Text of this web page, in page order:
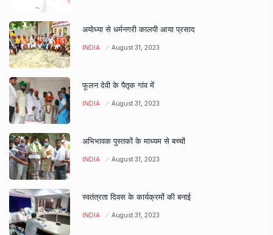
अयोध्या से धर्मनगरी कालपी आया प्रसाद
INDIA August 31, 2023
फूलन देवी के पैतृक गांव में
INDIA August 31, 2023
अभिभावक पुस्तकों के माध्यम से बच्चों
INDIA August 31, 2023
स्वतंत्रता दिवस के कार्यक्रमों की बनाई
INDIA August 31, 2023